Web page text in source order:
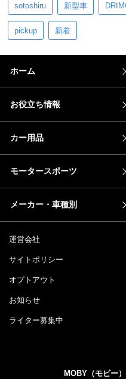
sotoshiru 新型車
pickup 新着
ホーム
お役立ち情報
カー用品
モータースポーツ
メーカー・車種別
運営会社
サイトポリシー
オプトアウト
お知らせ
ライター募集中
MOBY（モビー